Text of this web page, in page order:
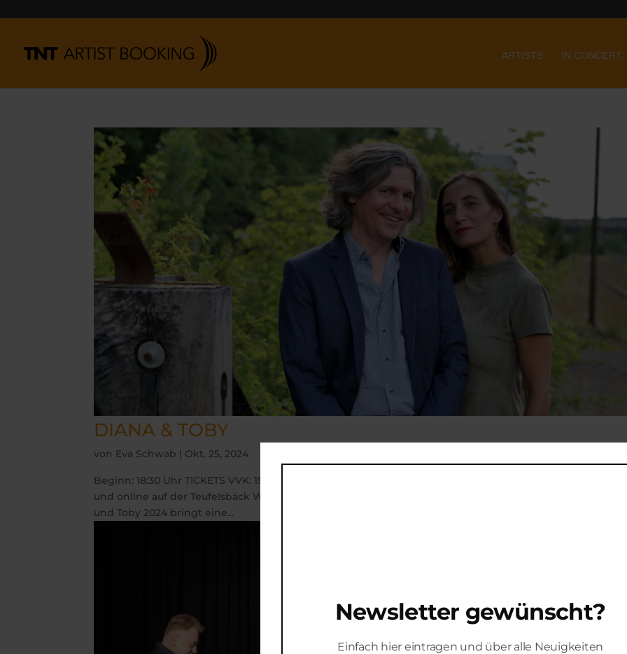
ARTISTS IN CONCERT
DIANA & TOBY
von Eva Schwab | Okt. 25, 2024
Beginn: 18:30 Uhr TICKETS VVK: 15 € Tickets gibt es im Atelier Teufelsbäck (Batteriegasse 1, 92224
und online auf der Teufelsbäck Website. DIANA & TOBY „Jazz, Pop und Soul im Adventsbiergarten“
und Toby 2024 bringt eine...
Newsletter gewünscht?
Einfach hier eintragen und über alle Neuigkeiten